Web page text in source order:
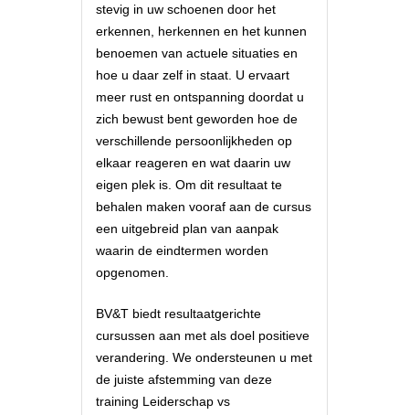
stevig in uw schoenen door het
erkennen, herkennen en het kunnen
benoemen van actuele situaties en
hoe u daar zelf in staat. U ervaart
meer rust en ontspanning doordat u
zich bewust bent geworden hoe de
verschillende persoonlijkheden op
elkaar reageren en wat daarin uw
eigen plek is. Om dit resultaat te
behalen maken vooraf aan de cursus
een uitgebreid plan van aanpak
waarin de eindtermen worden
opgenomen.
BV&T biedt resultaatgerichte
cursussen aan met als doel positieve
verandering. We ondersteunen u met
de juiste afstemming van deze
training Leiderschap vs